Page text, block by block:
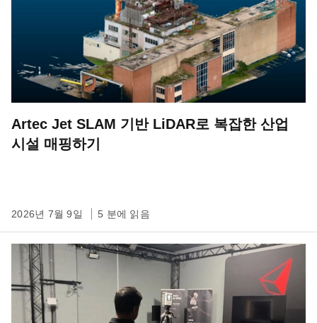
Artec Jet SLAM 기반 LiDAR로 복잡한 산업
시설 매핑하기
2026년 7월 9일 5 분에 읽음